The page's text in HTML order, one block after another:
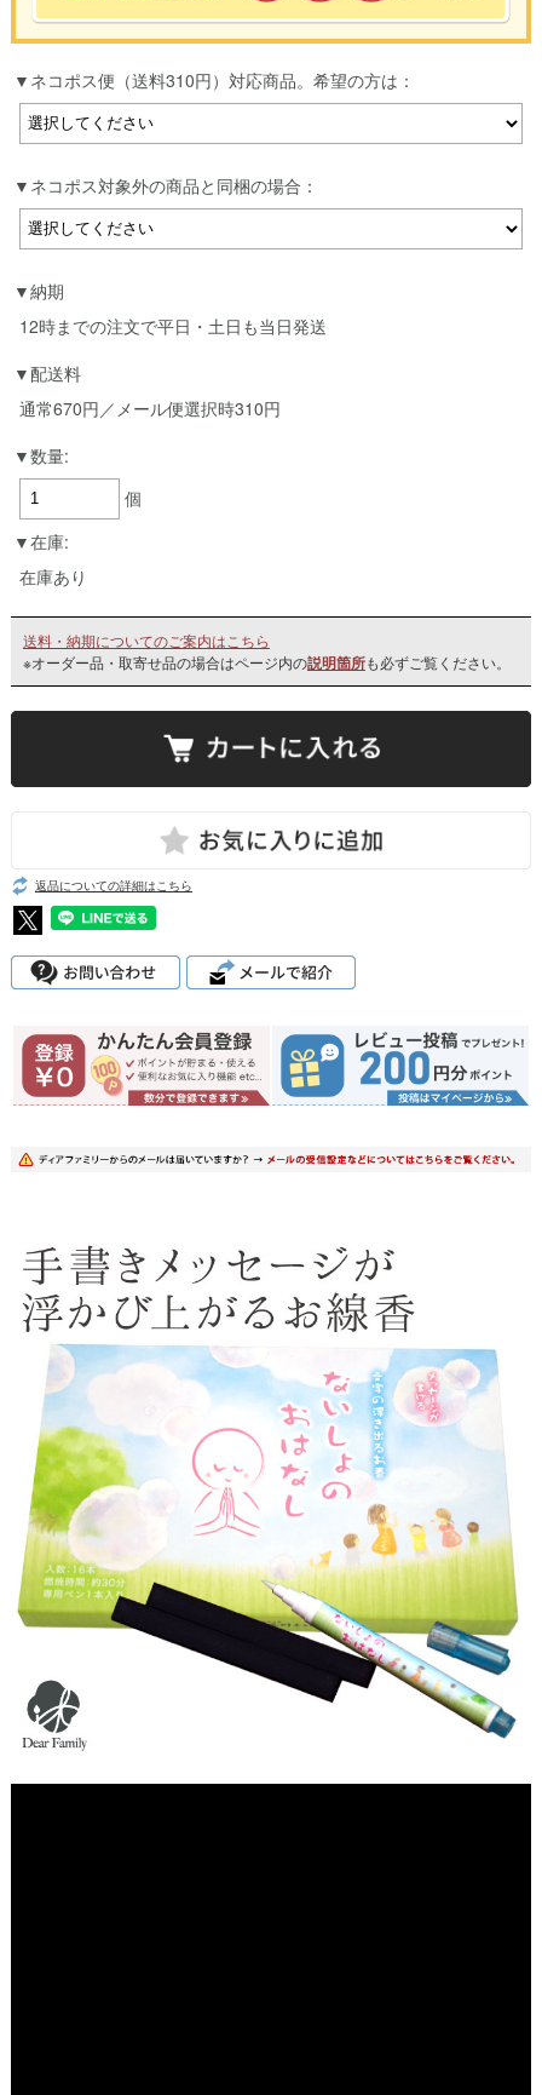
お買い物の前のご登録がおすすめです。
LINEのアカウントを使って簡単に会員登録＆ログインすることも可能です。
ネコポス便（送料310円）対応商品。希望の方は：
ネコポス対象外の商品と同梱の場合：
納期
12時までの注文で平日・土日も当日発送
配送料
通常670円／メール便選択時310円
数量:
個
在庫:
在庫あり
送料・納期についてのご案内はこちら
※オーダー品・取寄せ品の場合はページ内の説明箇所も必ずご覧ください。
返品についての詳細はこちら